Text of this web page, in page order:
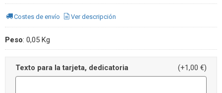
Costes de envío Ver descripción
Peso: 0,05 Kg
Texto para la tarjeta, dedicatoria (+1,00 €)